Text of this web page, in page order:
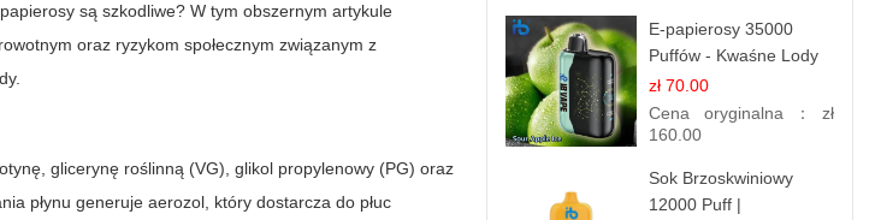
są szkodliwe? W tym obszernym artykule
oraz ryzykom społecznym związanym z
glicerynę roślinną (VG), glikol propylenowy (PG) oraz
płynu generuje aerozol, który dostarcza do płuc
E-papierosy 35000
Puffów - Kwaśne Lody
Jabłkowe |
Orzeźwiający Smak
zł 70.00
Cena oryginalna： zł
160.00
Sok Brzoskwiniowy
12000 Puff |